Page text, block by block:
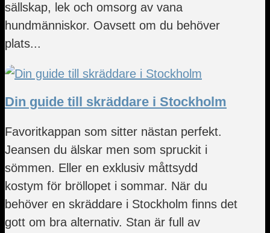
sällskap, lek och omsorg av vana
hundmänniskor. Oavsett om du behöver
plats...
Din guide till skräddare i Stockholm
Favoritkappan som sitter nästan perfekt.
Jeansen du älskar men som spruckit i
sömmen. Eller en exklusiv måttsydd
kostym för bröllopet i sommar. När du
behöver en skräddare i Stockholm finns det
gott om bra alternativ. Stan är full av